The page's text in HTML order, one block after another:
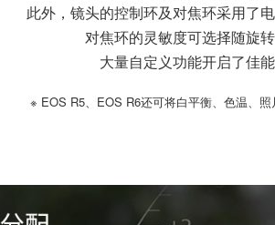
此外，镜头的控制环及对焦环采用了
对焦环的灵敏度可选择随旋
大量自定义功能开启了佳
※ EOS R5、EOS R6还可将白平衡、色温、